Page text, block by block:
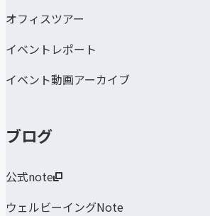
オフィスツアー
イベントレポート
イベント動画アーカイブ
ブログ
公式note
ウェルビーイングNote